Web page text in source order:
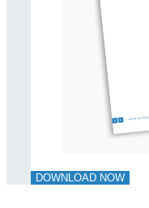
DOWNLOAD NOW